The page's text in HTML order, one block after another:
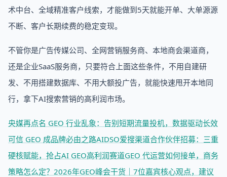
术中台、全域精准客户线索，才能做到5天就能开单、大单源源
不断、客户长期续费的稳定变现。
不管你是广告传媒公司、全网营销服务商、本地商会渠道商，
还是企业SaaS服务商，只要符合上面这些条件，不用自建研
发、不用搭建数据库、不用大额投广告，就能快速甩开本地同
行，拿下AI搜索营销的高利润市场。
央媒再点名 GEO 行业乱象：告别短期流量投机，数据驱动长效
可信 GEO 成品牌必由之路AIDSO爱搜渠道合作伙伴招募：三重
硬核赋能，抢占AI GEO高利润赛道GEO 代运营如何接单，商务
策略怎么定？ 2026年GEO峰会干货｜7位嘉宾核心观点，建议